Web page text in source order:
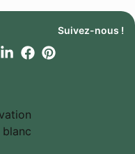
Suivez-nous !